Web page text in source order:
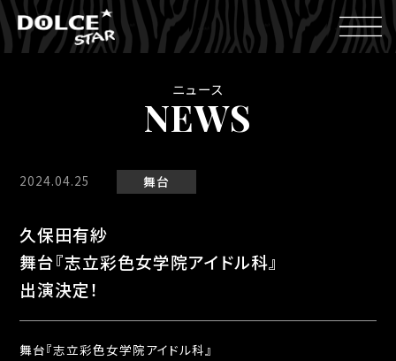
ニュース
NEWS
2024.04.25 舞台
久保田有紗
舞台『志立彩色女学院アイドル科』
出演決定！
舞台『志立彩色女学院アイドル科』